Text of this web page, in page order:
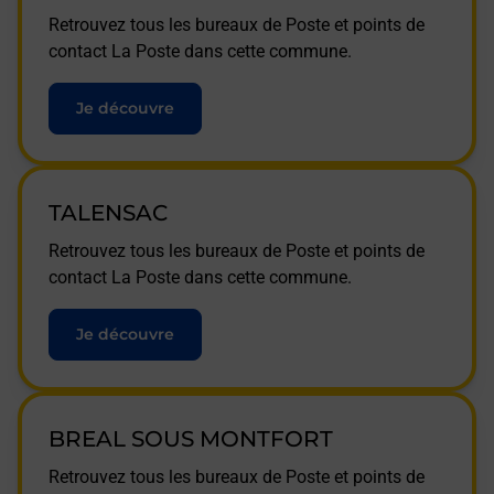
Retrouvez tous les bureaux de Poste et points de
contact La Poste dans cette commune.
Je découvre
TALENSAC
Retrouvez tous les bureaux de Poste et points de
contact La Poste dans cette commune.
Je découvre
BREAL SOUS MONTFORT
Retrouvez tous les bureaux de Poste et points de